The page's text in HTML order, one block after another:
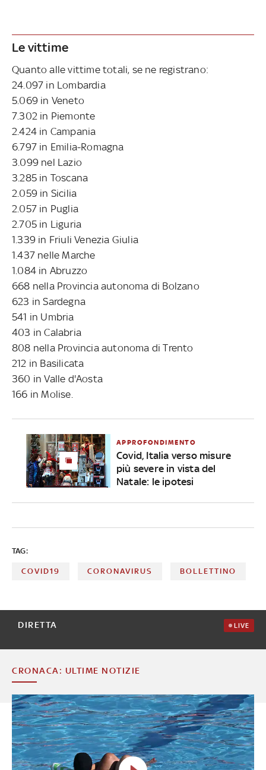
Le vittime
Quanto alle vittime totali, se ne registrano:
24.097 in Lombardia
5.069 in Veneto
7.302 in Piemonte
2.424 in Campania
6.797 in Emilia-Romagna
3.099 nel Lazio
3.285 in Toscana
2.059 in Sicilia
2.057 in Puglia
2.705 in Liguria
1.339 in Friuli Venezia Giulia
1.437 nelle Marche
1.084 in Abruzzo
668 nella Provincia autonoma di Bolzano
623 in Sardegna
541 in Umbria
403 in Calabria
808 nella Provincia autonoma di Trento
212 in Basilicata
360 in Valle d'Aosta
166 in Molise.
APPROFONDIMENTO
Covid, Italia verso misure
più severe in vista del
Natale: le ipotesi
TAG:
COVID19 CORONAVIRUS BOLLETTINO
DIRETTA LIVE
CRONACA: ULTIME NOTIZIE